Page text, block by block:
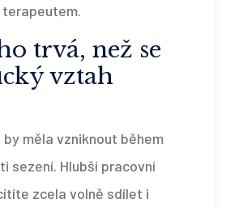
trvá, než se
vztah
měla vzniknout během
sezení. Hlubší pracovní
zcela volně sdílet i